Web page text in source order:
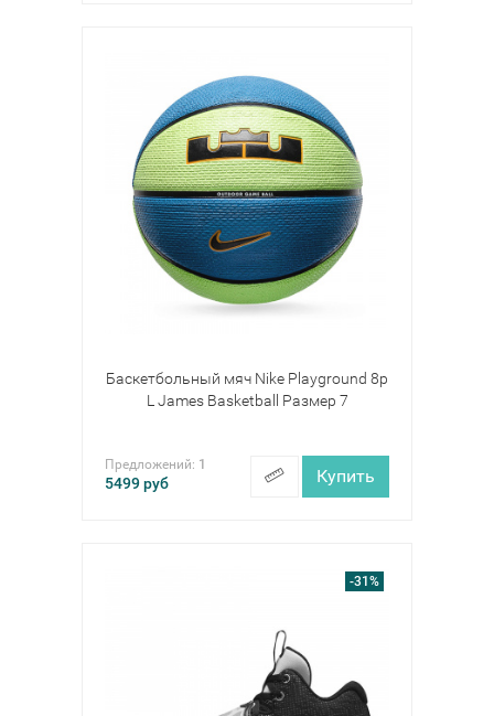
Баскетбольный мяч Nike Playground 8p
L James Basketball Размер 7
Предложений: 1
5499руб Купить
-31%